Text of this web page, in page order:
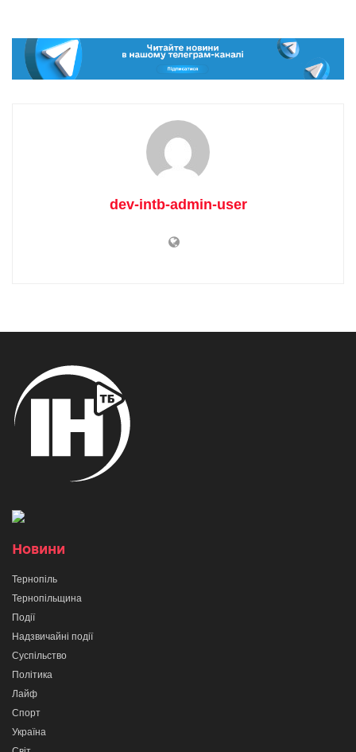
dev-intb-admin-user
Новини
Тернопіль
Тернопільщина
Події
Надзвичайні події
Суспільство
Політика
Лайф
Спорт
Україна